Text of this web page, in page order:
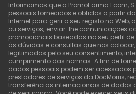
Informamos que a PromoFarma Ecom,
pessoais fornecidos e obtidos a partir
Internet para gerir o seu registo na
ou serviços, enviar-lhe comunicações
promocionais baseadas no seu perfil
às dúvidas e consultas que nos
legitimados pelo seu consentimento,
cumprimento das normas. A fim de
dados pessoais podem ser acessados
prestadores de serviços da DocMorris,
transferências internacionais de